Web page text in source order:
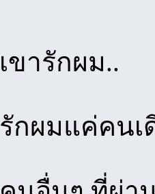
เขารักผม..
รักผมแค่คนเ